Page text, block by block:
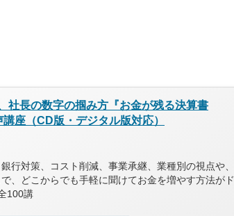
社長の数字の掴み方『お金が残る決算書
座（CD版・デジタル版対応）
行対策、コスト削減、事業承継、業種別の視点や、
、どこからでも手軽に聞けてお金を増やす方法がド
100講